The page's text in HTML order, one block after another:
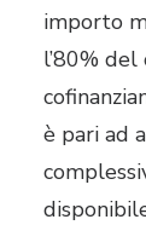
importo
l’80%
è pari ad